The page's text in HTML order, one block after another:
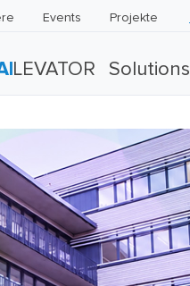
Events Projekte
LEVATOR Solutions